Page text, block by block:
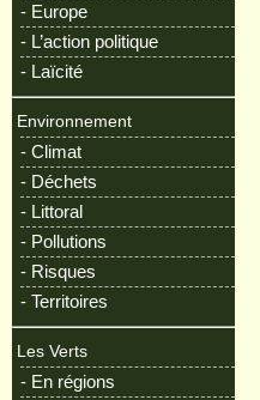
- Europe
- L’action politique
- Laïcité
Environnement
- Climat
- Déchets
- Littoral
- Pollutions
- Risques
- Territoires
Les Verts
- En régions